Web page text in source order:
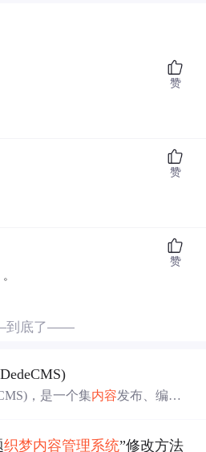
赞
赞
赞
底了——
，是一个集内容发布、编
析和定位。dedecms-logo，作为
织梦内容管理系统”修改方法